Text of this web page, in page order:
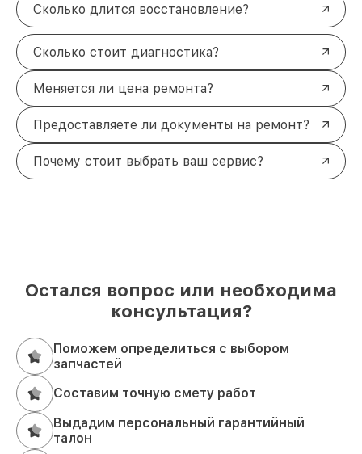
Сколько длится восстановление?
Сколько стоит диагностика?
Меняется ли цена ремонта?
Предоставляете ли документы на ремонт?
Почему стоит выбрать ваш сервис?
Остался вопрос или необходима
консультация?
Поможем определиться с выбором
запчастей
Составим точную смету работ
Выдадим персональный гарантийный
талон